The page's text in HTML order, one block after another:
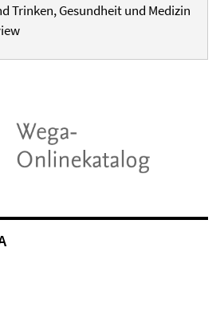
Trinken, Gesundheit und Medizin